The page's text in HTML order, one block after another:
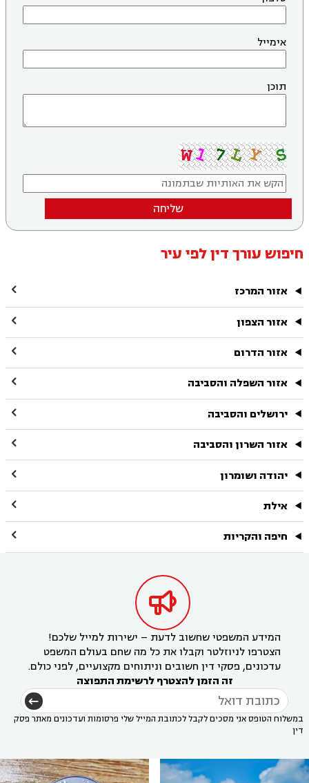
אימייל
תוכן
שליחה
חיפוש עורך דין לפי עיר
אזור המרכז 
אזור הצפון 
אזור הדרום 
אזור השפלה והסביבה 
ירושלים והסביבה 
אזור השרון והסביבה 
יהודה ושומרון 
אילת 
חיפה והקריות 

המידע המשפטי שחשוב לדעת – ישירות למייל שלכם!
הצטרפו לניוזלטר וקבלו את כל מה שחם בעולם המשפט
עדכונים, פסקי דין חשובים וניתוחים מקצועיים, לפני כולם.
זה הזמן להצטרף לרשימת התפוצה
במשלוח הטופס אני מסכים לקבל לכתובת המייל שלי פרסומות ועדכונים מאתר פסק
דין